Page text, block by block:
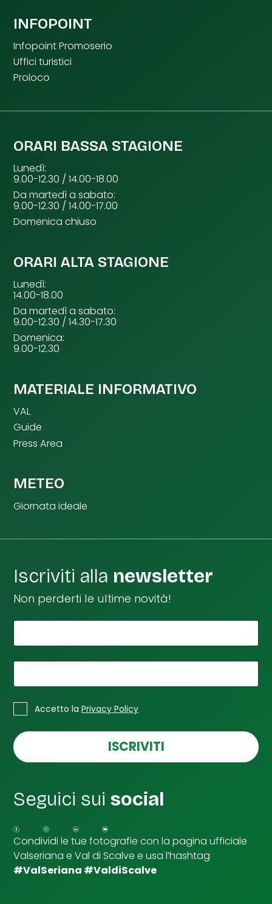
INFOPOINT
Infopoint Promoserio
Uffici turistici
Proloco
ORARI BASSA STAGIONE
Lunedì:
9.00-12.30 / 14.00-18.00
Da martedì a sabato:
9.00-12.30 / 14.00-17.00
Domenica chiuso
ORARI ALTA STAGIONE
Lunedì:
14.00-18.00
Da martedì a sabato:
9.00-12.30 / 14.30-17.30
Domenica:
9.00-12.30
MATERIALE INFORMATIVO
VAL
Guide
Press Area
METEO
Giornata ideale
Iscriviti alla newsletter
Non perderti le ultime novità!
i
t
o
o
e
C
a
e
l
i
u
n
t
a
* Accetto la Privacy Policy
ISCRIVITI
Seguici suisocial
Condividi le tue fotografie con la pagina ufficiale
Valseriana e Val di Scalve e usa l’hashtag
#ValSeriana #ValdiScalve